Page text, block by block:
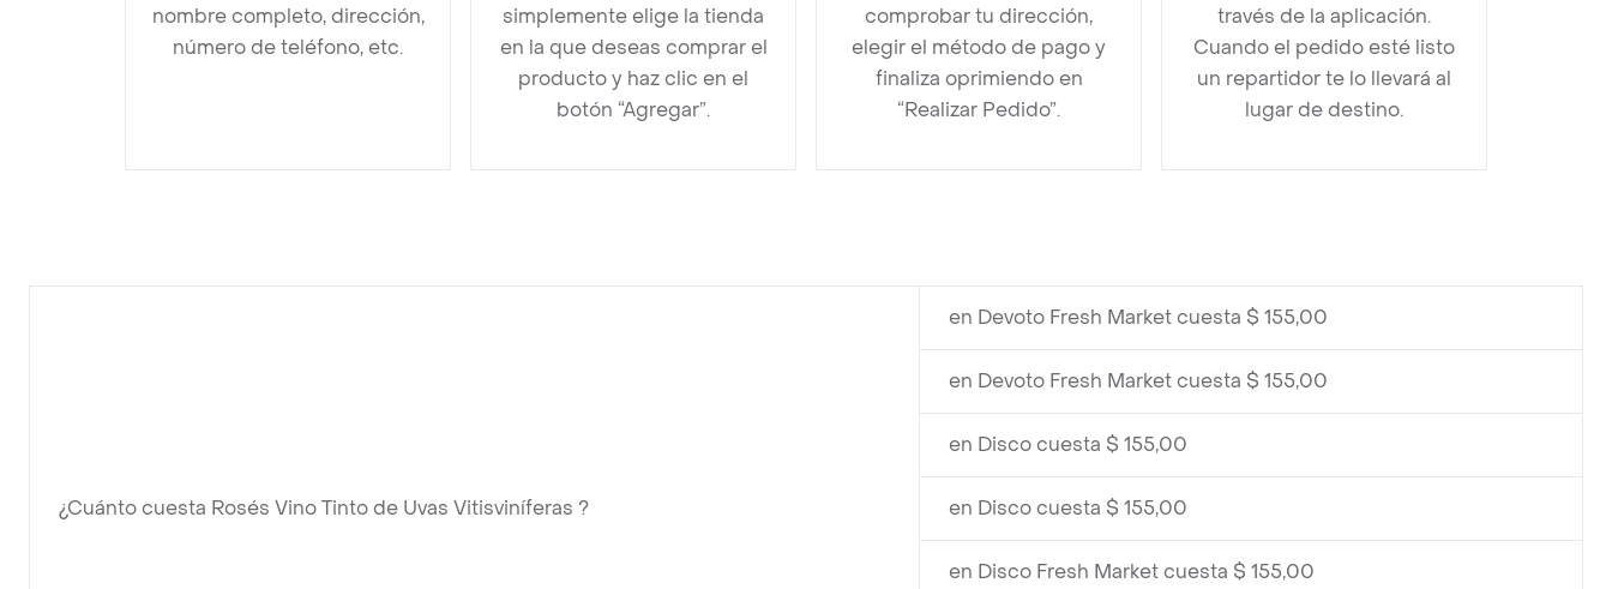
nombre completo, dirección,
número de teléfono, etc.
simplemente elige la tienda
en la que deseas comprar el
producto y haz clic en el
botón “Agregar”.
comprobar tu dirección,
elegir el método de pago y
finaliza oprimiendo en
“Realizar Pedido”.
través de la aplicación.
Cuando el pedido esté listo
un repartidor te lo llevará al
lugar de destino.
¿Cuánto cuesta Rosés Vino Tinto de Uvas Vitisviníferas ?
en Devoto Fresh Market cuesta $ 155,00
en Devoto Fresh Market cuesta $ 155,00
en Disco cuesta $ 155,00
en Disco cuesta $ 155,00
en Disco Fresh Market cuesta $ 155,00